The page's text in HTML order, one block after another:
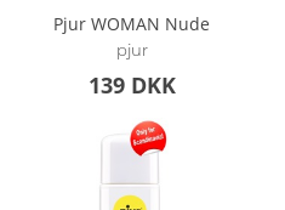
Pjur WOMAN Nude
pjur
139 DKK